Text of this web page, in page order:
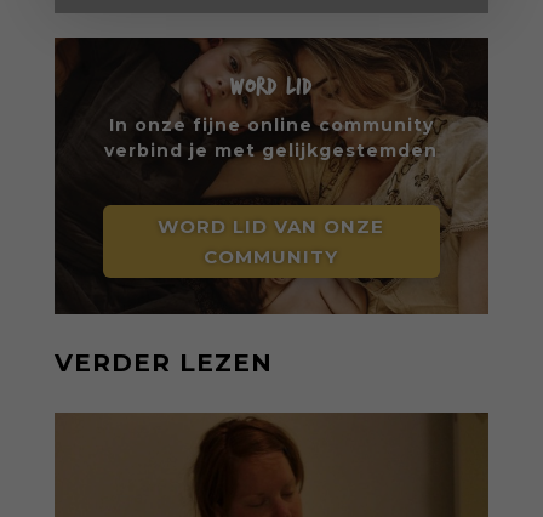
WORD LID
In onze fijne online community
verbind je met gelijkgestemden
WORD LID VAN ONZE
COMMUNITY
VERDER LEZEN